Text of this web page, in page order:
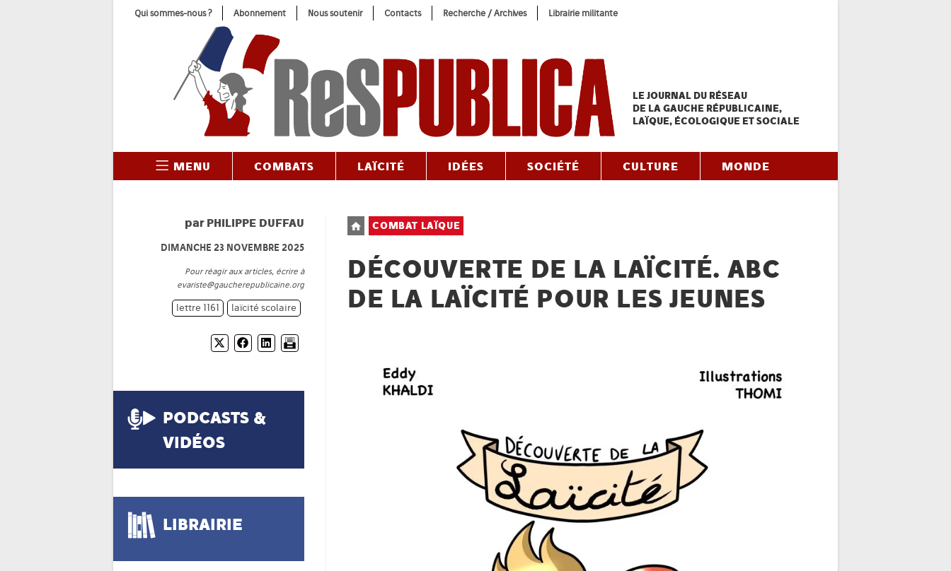
Qui sommes-nous ? Abonnement Nous soutenir Contacts Recherche / Archives Librairie militante
LE JOURNAL DU RÉSEAU
DE LA GAUCHE RÉPUBLICAINE,
LAÏQUE, ÉCOLOGIQUE ET SOCIALE
MENU COMBATS LAÏCITÉ IDÉES SOCIÉTÉ CULTURE MONDE
Post
category:
COMBAT LAÏQUE
DÉCOUVERTE DE LA LAÏCITÉ. ABC
DE LA LAÏCITÉ POUR LES JEUNES
par PHILIPPE DUFFAU
DIMANCHE 23 NOVEMBRE 2025
Pour réagir aux articles, écrire à
evariste@gaucherepublicaine.org
laïcité scolaire
lettre 1161
PODCASTS &
VIDÉOS
LIBRAIRIE